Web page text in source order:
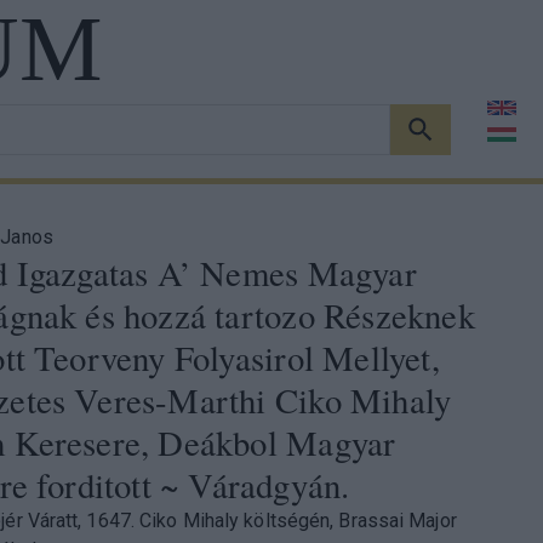
KERESÉS
Igazgatas A’ Nemes Magyar
és hozzá tartozo Részeknek
Teorveny Folyasirol Mellyet,
Veres-Marthi Ciko Mihaly
Keresere, Deákbol Magyar
forditott ~ Váradgyán.
Váratt, 1647. Ciko Mihaly költségén, Brassai Major